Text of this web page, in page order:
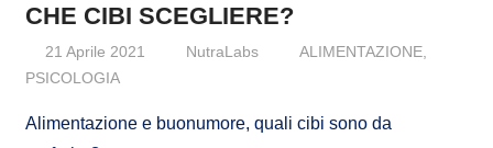
CHE CIBI SCEGLIERE?
21 Aprile 2021 NutraLabs ALIMENTAZIONE
PSICOLOGIA
Alimentazione e buonumore, quali cibi sono da